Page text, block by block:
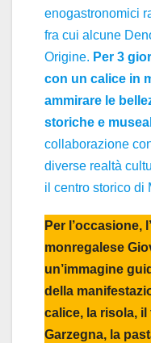
enogastronomici
fra cui alcune
Origine. Per 3
con un calice in
ammirare le
storiche e
collaborazione
diverse realtà
il centro storico di
Per l’occasione,
monregalese
un’immagine
della
calice, la risola,
Garzegna, la